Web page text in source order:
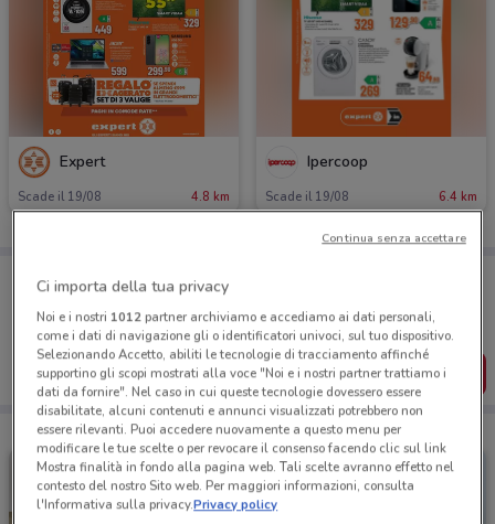
Expert
Scade il 19/08 4.8 km
Ipercoop
Scade il 19/08 6.4 km
Puoi trovare le migliori offerte dei negozi vicino a te,
salvarle e creare la tua lista del risparmio, comodamente
dal tuo cellulare.
SCARICA L’APP
Ci importa della tua privacy
Noi e i nostri 1012partner archiviamo e accediamo ai dati personali,
come i dati di navigazione gli o identificatori univoci, sul tuo dispositivo.
Selezionando Accetto, abiliti le tecnologie di tracciamento affinché
supportino gli scopi mostrati alla voce "Noi e i nostri partner trattiamo i
dati da fornire". Nel caso in cui queste tecnologie dovessero essere
disabilitate, alcuni contenuti e annunci visualizzati potrebbero non
essere rilevanti. Puoi accedere nuovamente a questo menu per
modificare le tue scelte o per revocare il consenso facendo clic sul link
Mostra finalità in fondo alla pagina web. Tali scelte avranno effetto nel
contesto del nostro Sito web. Per maggiori informazioni, consulta
l'Informativa sulla privacy.Privacy policy
Continua senza accettare